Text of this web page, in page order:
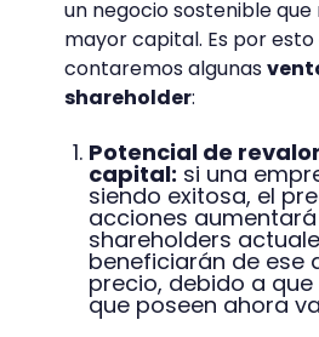
un negocio sostenible que
mayor capital. Es por
contaremos algunas
shareholder:
Potencial de
capital: si una
siendo exitosa, el
acciones
shareholders
beneficiarán de ese
precio, debido a
que poseen ahora